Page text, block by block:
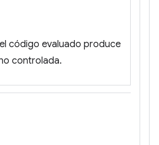
código evaluado produce
controlada.